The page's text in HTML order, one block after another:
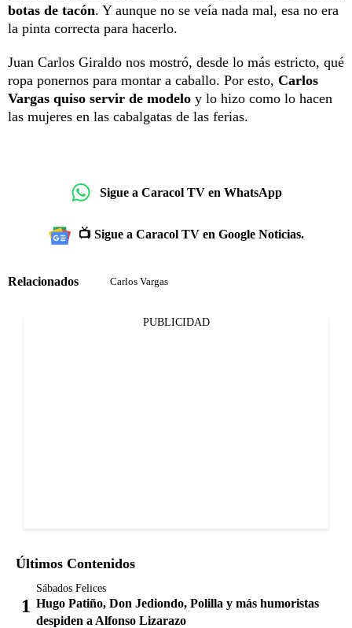
botas de tacón. Y aunque no se veía nada mal, esa no era
la pinta correcta para hacerlo.
Juan Carlos Giraldo nos mostró, desde lo más estricto, qué
ropa ponernos para montar a caballo. Por esto, Carlos
Vargas quiso servir de modelo y lo hizo como lo hacen
las mujeres en las cabalgatas de las ferias.
Sigue a Caracol TV en WhatsApp
📺 Sigue a Caracol TV en Google Noticias.
Relacionados Carlos Vargas
PUBLICIDAD
Últimos Contenidos
Sábados Felices
Hugo Patiño, Don Jediondo, Polilla y más humoristas
despiden a Alfonso Lizarazo